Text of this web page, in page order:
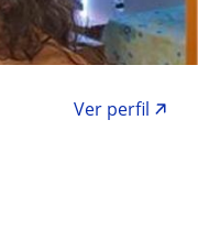
Ver perfil